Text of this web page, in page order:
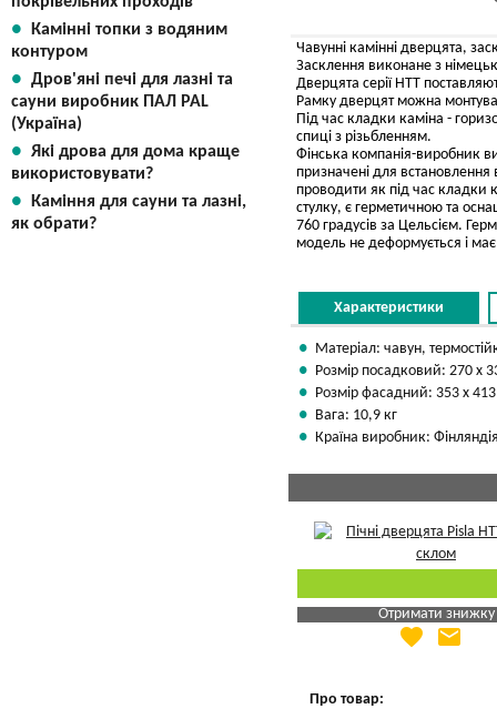
Камінні топки з водяним
контуром
Дров'яні печі для лазні та
сауни виробник ПАЛ PAL
(Україна)
Які дрова для дома краще
використовувати?
Каміння для сауни та лазні,
як обрати?
Чавунні камінні дверцята,
Засклення виконане з
Дверцята серії HTT
Рамку дверцят можна
Під час кладки каміна -
спиці з різьбленням.
Фінська компанія-виробник
призначені для
проводити як під час кладки
стулку, є герметичною та
760 градусів за Цельсієм.
модель не деформується і
Характеристики
Матеріал: чавун,
Розмір посадковий: 270 х
Розмір фасадний: 353 х
Вага: 10,9 кг
Країна виробник:
Отримати знижку
Яка Ваша ціна
favorite email
Про товар: